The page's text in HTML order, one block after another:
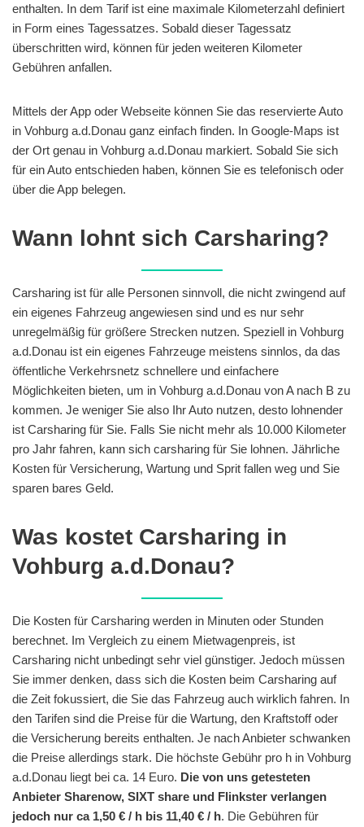
enthalten. In dem Tarif ist eine maximale Kilometerzahl definiert
in Form eines Tagessatzes. Sobald dieser Tagessatz
überschritten wird, können für jeden weiteren Kilometer
Gebühren anfallen.
Mittels der App oder Webseite können Sie das reservierte Auto
in Vohburg a.d.Donau ganz einfach finden. In Google-Maps ist
der Ort genau in Vohburg a.d.Donau markiert. Sobald Sie sich
für ein Auto entschieden haben, können Sie es telefonisch oder
über die App belegen.
Wann lohnt sich Carsharing?
Carsharing ist für alle Personen sinnvoll, die nicht zwingend auf
ein eigenes Fahrzeug angewiesen sind und es nur sehr
unregelmäßig für größere Strecken nutzen. Speziell in Vohburg
a.d.Donau ist ein eigenes Fahrzeuge meistens sinnlos, da das
öffentliche Verkehrsnetz schnellere und einfachere
Möglichkeiten bieten, um in Vohburg a.d.Donau von A nach B zu
kommen. Je weniger Sie also Ihr Auto nutzen, desto lohnender
ist Carsharing für Sie. Falls Sie nicht mehr als 10.000 Kilometer
pro Jahr fahren, kann sich carsharing für Sie lohnen. Jährliche
Kosten für Versicherung, Wartung und Sprit fallen weg und Sie
sparen bares Geld.
Was kostet Carsharing in
Vohburg a.d.Donau?
Die Kosten für Carsharing werden in Minuten oder Stunden
berechnet. Im Vergleich zu einem Mietwagenpreis, ist
Carsharing nicht unbedingt sehr viel günstiger. Jedoch müssen
Sie immer denken, dass sich die Kosten beim Carsharing auf
die Zeit fokussiert, die Sie das Fahrzeug auch wirklich fahren. In
den Tarifen sind die Preise für die Wartung, den Kraftstoff oder
die Versicherung bereits enthalten. Je nach Anbieter schwanken
die Preise allerdings stark. Die höchste Gebühr pro h in Vohburg
a.d.Donau liegt bei ca. 14 Euro. Die von uns getesteten
Anbieter Sharenow, SIXT share und Flinkster verlangen
jedoch nur ca 1,50 € / h bis 11,40 € / h. Die Gebühren für